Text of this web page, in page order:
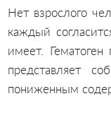
Нет взрослого
каждый
имеет.
представляет
пониженным